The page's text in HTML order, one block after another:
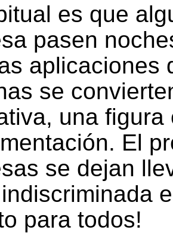
es que
pasen
aplicaciones
se
una
El
se dejan
para todos!